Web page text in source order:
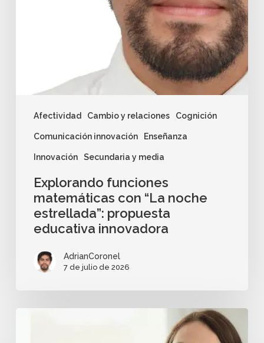
Afectividad Cambio y relaciones Cognición
Comunicación innovación Enseñanza
Innovación Secundaria y media
Explorando funciones
matemáticas con “La noche
estrellada”: propuesta
educativa innovadora
AdrianCoronel
7 de julio de 2026